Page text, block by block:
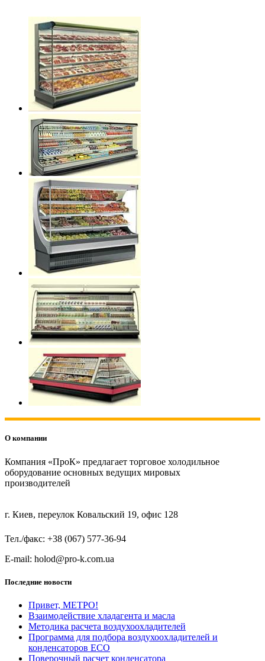
О компании
Компания «ПроК» предлагает торговое холодильное
оборудование основных ведущих мировых
производителей
г. Киев, переулок Ковальский 19, офис 128
Тел./факс: +38 (067) 577-36-94
E-mail: holod@pro-k.com.ua
Последние новости
Привет, МЕТРО!
Взаимодействие хладагента и масла
Методика расчета воздухоохладителей
Программа для подбора воздухоохладителей и
конденсаторов ECO
Поверочный расчет конденсатора